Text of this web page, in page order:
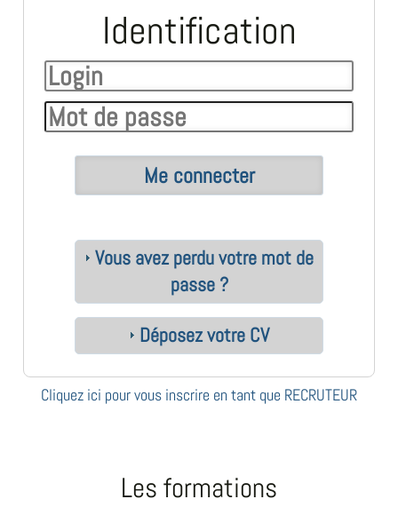
Identification
Vous avez perdu votre mot de
passe ?
Déposez votre CV
Cliquez ici pour vous inscrire en tant que RECRUTEUR
Les formations